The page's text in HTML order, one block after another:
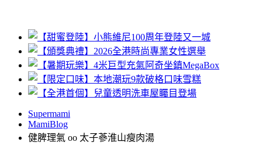
Supermami
MamiBlog
健脾理氣 oo 太子蔘淮山瘦肉湯